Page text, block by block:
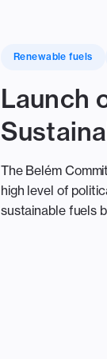
Renewable fuels
Launch
The Belém
high level of
sustainable fuels